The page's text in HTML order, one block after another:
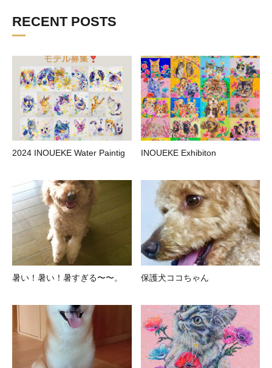
RECENT POSTS
2024 INOUEKE Water Paintig INOUEKE Exhibiton
暑い！暑い！暑すぎる〜〜。 保護犬ココちゃん